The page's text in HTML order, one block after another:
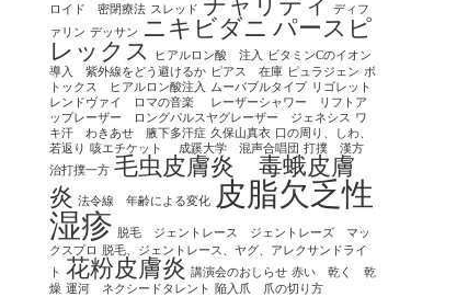
ロイド 密閉療法 スレッド チャリティ
ディフ
ァリン デッサン ニキビダニ パースピ
レックス
ヒアルロン酸 注入
ビタミンCのイオン
導入 紫外線をどう避けるか ピアス 在庫 ピュラジェン ボ
トックス ヒアルロン酸注入 ムーバブルタイプ リゴレット
レンドヴァイ ロマの音楽
レーザーシャワー リフトア
ップレーザー ロングパルスヤグレーザー ジェネシス ワ
キ汗 わきあせ 腋下多汗症 久保山真衣 口の周り、しわ、
若返り 咳エチケット 成蹊大学 混声合唱団 打撲 漢方
治打撲一方 毛虫皮膚炎 毒蛾皮膚
炎 法令線 年齢による変化
皮脂欠乏性
湿疹
脱毛 ジェントレース ジェントレーズ マッ
クスプロ
脱毛、ジェントレース、ヤグ、アレクサンドライ
ト 花粉皮膚炎 講演会のおしらせ 赤い 乾く 乾
燥 運河 ネクシードタレント 陥入爪 爪の切り方